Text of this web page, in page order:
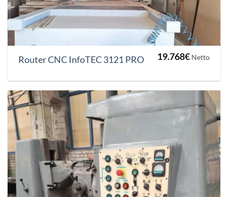
Router CNC InfoTEC 3121 PRO 19.768€ Netto